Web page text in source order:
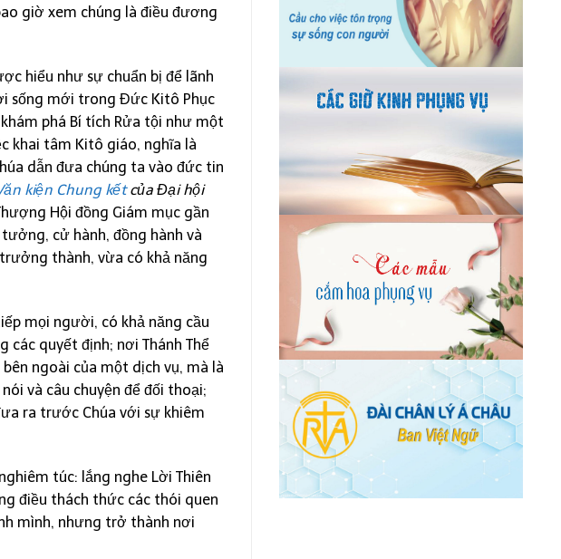
giờ xem chúng là điều đương
hiểu như sự chuẩn bị để lãnh
sống mới trong Đức Kitô Phục
phá Bí tích Rửa tội như một
khai tâm Kitô giáo, nghĩa là
dẫn đưa chúng ta vào đức tin
kiện Chung kếtcủa Đại hội
Hội đồng Giám mục gần
cử hành, đồng hành và
thành, vừa có khả năng
mọi người, có khả năng cầu
các quyết định; nơi Thánh Thể
ngoài của một dịch vụ, mà là
và câu chuyện để đối thoại;
ra trước Chúa với sự khiêm
túc: lắng nghe Lời Thiên
điều thách thức các thói quen
mình, nhưng trở thành nơi